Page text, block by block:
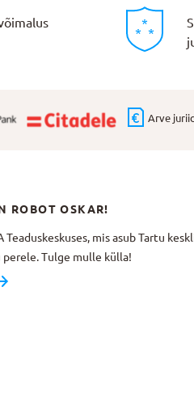
Arve
ROBOT OSKAR!
Teaduskeskuses, mis asub Tartu
Tulge mulle külla!